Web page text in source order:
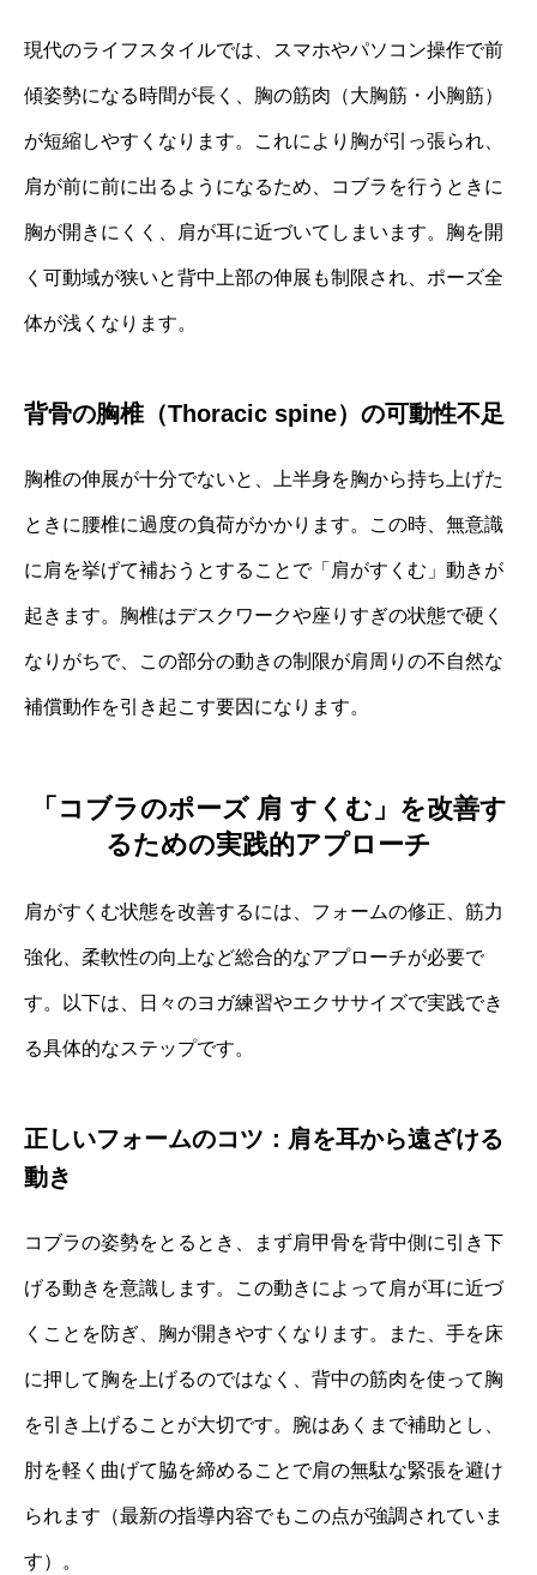
現代のライフスタイルでは、スマホやパソコン操作で前
傾姿勢になる時間が長く、胸の筋肉（大胸筋・小胸筋）
が短縮しやすくなります。これにより胸が引っ張られ、
肩が前に前に出るようになるため、コブラを行うときに
胸が開きにくく、肩が耳に近づいてしまいます。胸を開
く可動域が狭いと背中上部の伸展も制限され、ポーズ全
体が浅くなります。
背骨の胸椎（Thoracic spine）の可動性不足
胸椎の伸展が十分でないと、上半身を胸から持ち上げた
ときに腰椎に過度の負荷がかかります。この時、無意識
に肩を挙げて補おうとすることで「肩がすくむ」動きが
起きます。胸椎はデスクワークや座りすぎの状態で硬く
なりがちで、この部分の動きの制限が肩周りの不自然な
補償動作を引き起こす要因になります。
「コブラのポーズ 肩 すくむ」を改善す
るための実践的アプローチ
肩がすくむ状態を改善するには、フォームの修正、筋力
強化、柔軟性の向上など総合的なアプローチが必要で
す。以下は、日々のヨガ練習やエクササイズで実践でき
る具体的なステップです。
正しいフォームのコツ：肩を耳から遠ざける
動き
コブラの姿勢をとるとき、まず肩甲骨を背中側に引き下
げる動きを意識します。この動きによって肩が耳に近づ
くことを防ぎ、胸が開きやすくなります。また、手を床
に押して胸を上げるのではなく、背中の筋肉を使って胸
を引き上げることが大切です。腕はあくまで補助とし、
肘を軽く曲げて脇を締めることで肩の無駄な緊張を避け
られます（最新の指導内容でもこの点が強調されていま
す）。